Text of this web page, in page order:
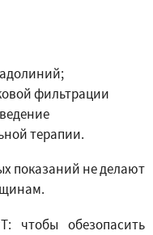
фильтрации
терапии.
показаний не делают
чтобы обезопасить